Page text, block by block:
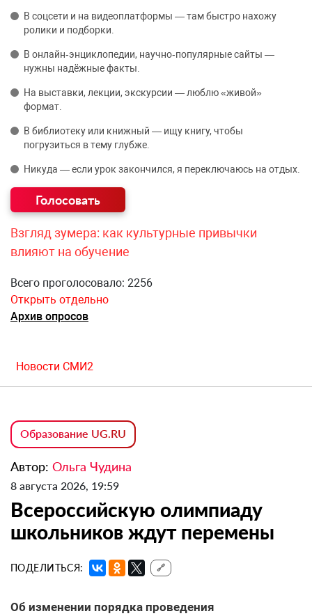
В соцсети и на видеоплатформы — там быстро нахожу
ролики и подборки.
В онлайн‑энциклопедии, научно‑популярные сайты —
нужны надёжные факты.
На выставки, лекции, экскурсии — люблю «живой»
формат.
В библиотеку или книжный — ищу книгу, чтобы
погрузиться в тему глубже.
Никуда — если урок закончился, я переключаюсь на отдых.
Взгляд зумера: как культурные привычки
влияют на обучение
Всего проголосовало: 2256
Открыть отдельно
Архив опросов
Новости СМИ2
Образование UG.RU
Автор: Ольга Чудина
8 августа 2026, 19:59
Всероссийскую олимпиаду
школьников ждут перемены
ПОДЕЛИТЬСЯ: 🔗
Об изменении порядка проведения